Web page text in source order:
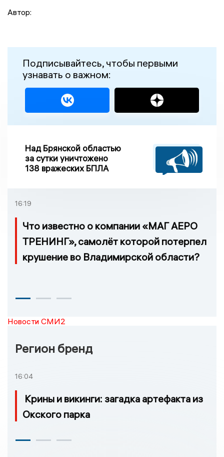
Автор:
Подписывайтесь, чтобы первыми
узнавать о важном:
Над Брянской областью
за сутки уничтожено
138 вражеских БПЛА
16:19
Что известно о компании «МАГ АЕРО
ТРЕНИНГ», самолёт которой потерпел
крушение во Владимирской области?
Новости СМИ2
Регион бренд
16:04
Крины и викинги: загадка артефакта из
Окского парка